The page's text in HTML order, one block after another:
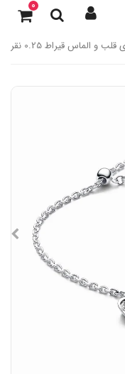
0
قیراط 0.25 نقره‌ای پاندورا